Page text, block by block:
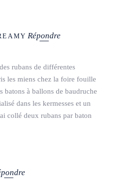
Répondre
rubans de différentes
les miens chez la foire fouille
batons à ballons de baudruche
dans les kermesses et un
collé deux rubans par baton